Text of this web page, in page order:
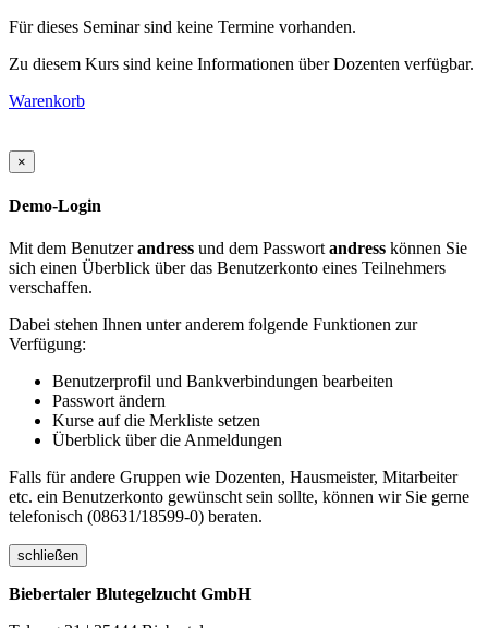
Für dieses Seminar sind keine Termine vorhanden.
Zu diesem Kurs sind keine Informationen über Dozenten verfügbar.
Warenkorb
×
Demo-Login
Mit dem Benutzerandress und dem Passwortandress können Sie
sich einen Überblick über das Benutzerkonto eines Teilnehmers
verschaffen.
Dabei stehen Ihnen unter anderem folgende Funktionen zur
Verfügung:
Benutzerprofil und Bankverbindungen bearbeiten
Passwort ändern
Kurse auf die Merkliste setzen
Überblick über die Anmeldungen
Falls für andere Gruppen wie Dozenten, Hausmeister, Mitarbeiter
etc. ein Benutzerkonto gewünscht sein sollte, können wir Sie gerne
telefonisch (08631/18599-0) beraten.
schließen
Biebertaler Blutegelzucht GmbH